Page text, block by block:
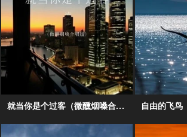
就当你是个过客（微醺烟嗓合唱版） 自由的飞鸟